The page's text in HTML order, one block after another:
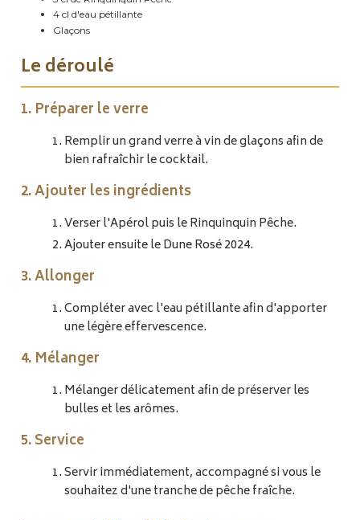
4 cl d'eau pétillante
Glaçons
Le déroulé
1. Préparer le verre
Remplir un grand verre à vin de glaçons afin de
bien rafraîchir le cocktail.
2. Ajouter les ingrédients
Verser l'Apérol puis le Rinquinquin Pêche.
Ajouter ensuite le Dune Rosé 2024.
3. Allonger
Compléter avec l'eau pétillante afin d'apporter
une légère effervescence.
4. Mélanger
Mélanger délicatement afin de préserver les
bulles et les arômes.
5. Service
Servir immédiatement, accompagné si vous le
souhaitez d'une tranche de pêche fraîche.